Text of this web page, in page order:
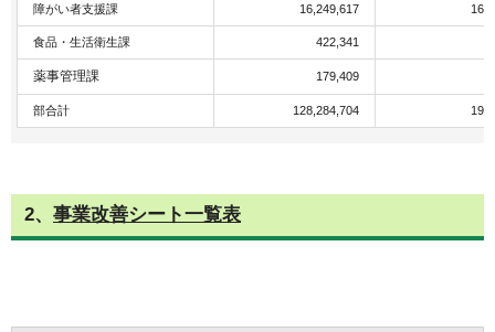
障がい者支援課 16,249,617
食品・生活衛生課 422,341
薬事管理課 179,409
部合計 128,284,704
2、 事業改善シート一覧表